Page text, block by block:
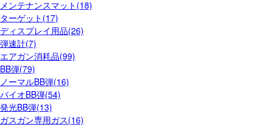
メンテナンスマット(18)
ターゲット(17)
ディスプレイ用品(26)
弾速計(7)
エアガン消耗品(99)
BB弾(79)
ノーマルBB弾(16)
バイオBB弾(54)
発光BB弾(13)
ガスガン専用ガス(16)